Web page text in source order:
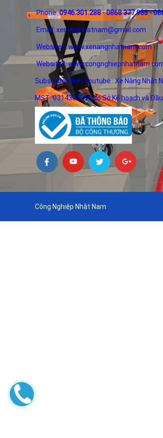
Phone:0946.301.288 - 0868 377 988 -
Email: xenangnhatnam@gmail.com
Website1:www.xenangnhatnam.com
Website2:
Subscribe Kênh Youtube :Xe Nâng Nhật
MST: 0314331965 do Sở Kế hoạch và
Công Nghiệp Nhật Nam